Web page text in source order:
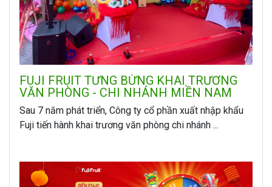
FUJI FRUIT TƯNG BỪNG KHAI TRƯƠNG
VĂN PHÒNG - CHI NHÁNH MIỀN NAM
Sau 7 năm phát triển, Công ty cổ phần xuất nhập khẩu
Fuji tiến hành khai trương văn phòng chi nhánh ...